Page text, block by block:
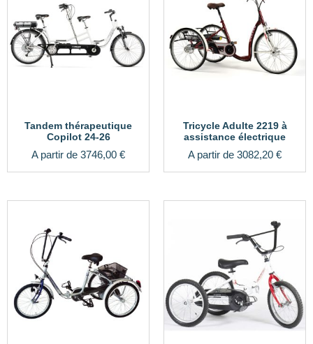
Tandem thérapeutique
Copilot 24-26
A partir de 3746,00 €
Tricycle Adulte 2219 à
assistance électrique
A partir de 3082,20 €